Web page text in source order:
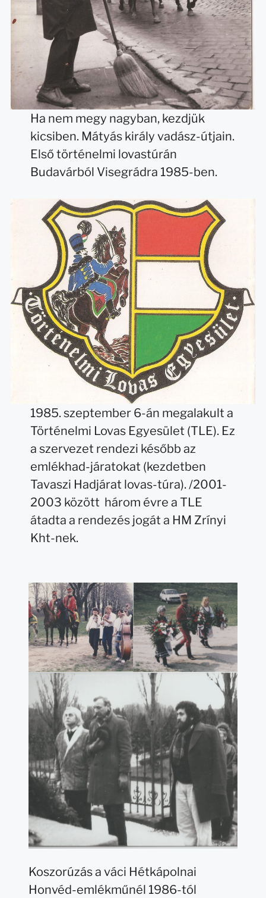
Ha nem megy nagyban, kezdjük
kicsiben. Mátyás király vadász-útjain.
Első történelmi lovastúrán
Budavárból Visegrádra 1985-ben.
1985. szeptember 6-án megalakult a
Történelmi Lovas Egyesület (TLE). Ez
a szervezet rendezi később az
emlékhad-járatokat (kezdetben
Tavaszi Hadjárat lovas-túra). /2001-
2003 között három évre a TLE
átadta a rendezés jogát a HM Zrínyi
Kht-nek.
Koszorúzás a váci Hétkápolnai
Honvéd-emlékműnél 1986-tól